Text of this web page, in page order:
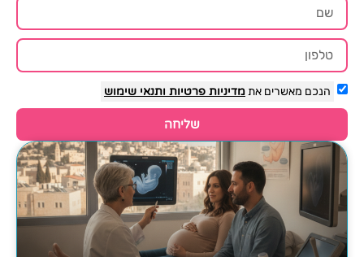
הנכם מאשרים אתמדיניות פרטיות ותנאי שימוש
שליחה